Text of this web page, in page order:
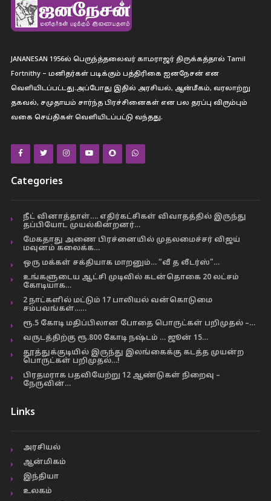
JANANESAN 1956ல் பெருந்த்தலைவர் காமராஜர் திருக்கத்தால் Tamil
Fortnithy – மனிதர்கள் படிக்கும் பத்திரிகை ஐனநேசன் என
வெளியிடப்பட்டது.அப்போது இதில் அரசியல், ஆன்மீகம், வரலாற்று
தகவல், சமுதாயம் சார்ந்த பிரச்சினைகள் என பல தரப்பு விரும்பும்
வகை செய்திகள் வெளியிடப்பட்டு வந்தது.
Categories
நீட் வினாத்தாள்…. எதிர்கட்சிகள் விவாதத்தில் இருந்து
தப்பியோட முயல்கின்றனர்…
மேகதாது அணை பிரச்னையில் முதலமைச்சர் விஜய்
மவுனம் கலைக்க…
ஒரு மக்கள் சக்தியாக மாறனும்… “வீ த லீடர்ஸ்”…
உங்களுடைய ஆட்சி முடிவில் கடன்தொகை 20 லட்சம்
கோடியாக…
2 நாட்களில் மட்டும் 17 பாலியல் வன்கொடுமை
சம்பவங்கள்……
ரூ.5 கோடி மதிப்பிலான போதை பொருட்கள் பறிமுதல் –…
வருடத்திற்கு ரூ.800 கோடி நஷ்டம் … ஜூன் 15…
தூத்துக்குடியில் இருந்து இலங்கைக்கு கடத்த முயன்ற
பொருட்கள் பறிமுதல்…!
பிரதமராக பதவியேற்று 12 ஆண்டுகள் நிறைவு –
நேருவின்…
Links
அரசியல்
ஆன்மிகம்
இந்தியா
உலகம்